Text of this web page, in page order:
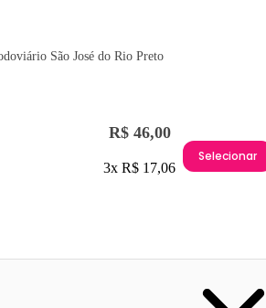
São José do Rio Preto
R$ 46,00
3x R$ 17,06
Selecionar